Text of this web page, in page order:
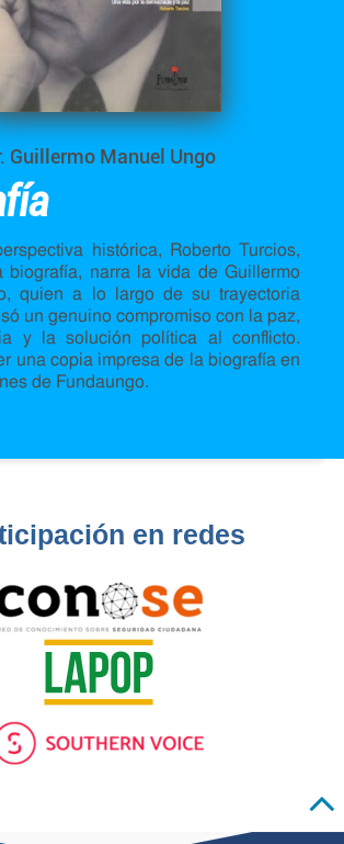
Guillermo Manuel Ungo
histórica, Roberto Turcios,
biografía, narra la vida de Guillermo
quien a lo largo de su trayectoria
un genuino compromiso con la paz,
y la solución política al conflicto.
una copia impresa de la biografía en
de Fundaungo.
en redes